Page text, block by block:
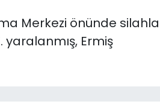
Merkezi önünde silahla
yaralanmış, Ermiş